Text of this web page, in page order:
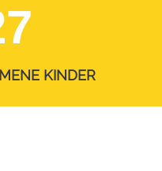
KINDER